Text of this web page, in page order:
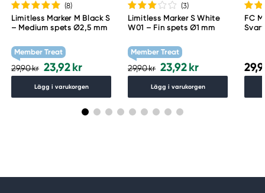
(8)
Limitless Marker M Black S
– Medium spets Ø2,5 mm
Member Treat
29,90 kr 23,92 kr
Lägg i varukorgen
(3)
Limitless Marker S White
W01 – Fin spets Ø1 mm
Member Treat
29,90 kr 23,92 kr
Lägg i varukorgen
FC
Svart